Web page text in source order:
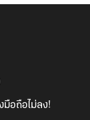
อถือไม่ลง!